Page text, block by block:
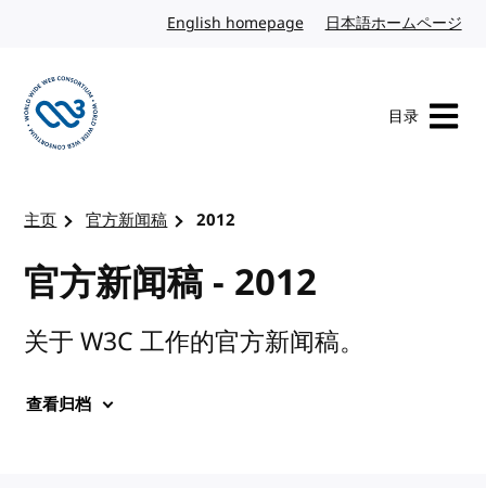
English homepage英文日本語ホームページ
目录
主页 官方新闻稿 2012
官方新闻稿 - 2012
关于 W3C 工作的官方新闻稿。
查看归档